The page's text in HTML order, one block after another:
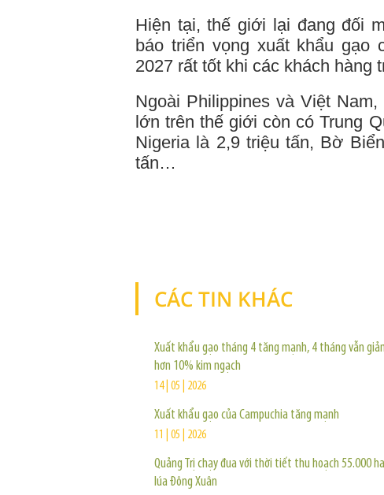
Hiện tại, thế giới lại đang đối
báo triển vọng xuất khẩu gạo
2027 rất tốt khi các khách hàng
Ngoài Philippines và Việt
lớn trên thế giới còn có Trung
Nigeria là 2,9 triệu tấn, Bờ
tấn…
CÁC TIN KHÁC
Xuất khẩu gạo tháng 4 tăng mạnh, 4 tháng vẫn
hơn 10% kim ngạch
14 | 05 | 2026
Xuất khẩu gạo của Campuchia tăng mạnh
11 | 05 | 2026
Quảng Trị chạy đua với thời tiết thu hoạch 55.000 ha
lúa Đông Xuân